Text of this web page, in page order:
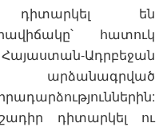
դիտարկել են
հատուկ
Հայաստան-Ադրբեջան
արձանագրված
դիտարկել ու